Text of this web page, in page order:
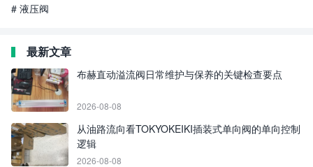
# 液压阀
最新文章
布赫直动溢流阀日常维护与保养的关键检查要点
2026-08-08
从油路流向看TOKYOKEIKI插装式单向阀的单向控制
逻辑
2026-08-08